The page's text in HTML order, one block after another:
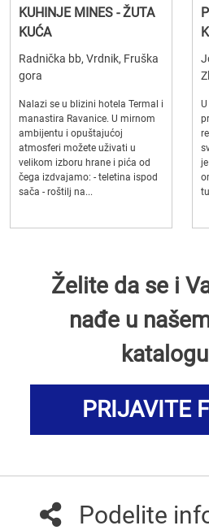
KUHINJE MINES - ŽUTA
KUĆA
Radnička bb, Vrdnik, Fruška
gora
Nalazi se u blizini hotela Termal i
manastira Ravanice. U mirnom
ambijentu i opuštajućoj
atmosferi možete uživati u
velikom izboru hrane i pića od
čega izdvajamo: - teletina ispod
sača - roštilj na...
Želite da se i
nađe u
PRIJAVITE
Podelite